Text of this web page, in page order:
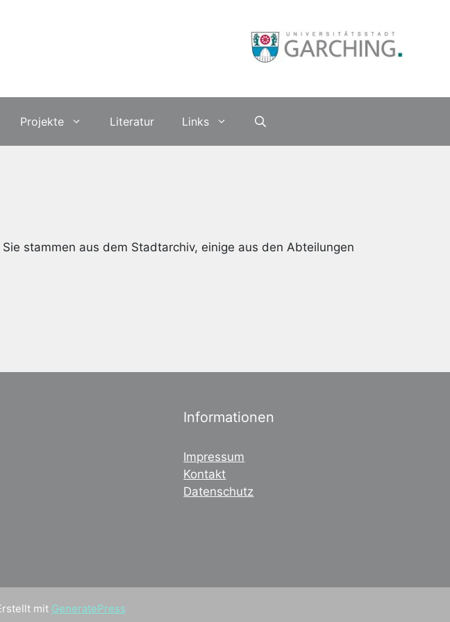
Projekte Literatur Links
stammen aus dem Stadtarchiv, einige aus den Abteilungen
Informationen
Impressum
Kontakt
Datenschutz
mit GeneratePress